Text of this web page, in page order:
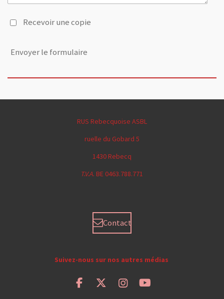
Recevoir une copie
Envoyer le formulaire
RUS Rebecquoise ASBL
ruelle du Gobard 5
1430 Rebecq
T.V.A. BE 0463.788.771
Contact
Suivez-nous sur nos autres médias
F
X
I
Y